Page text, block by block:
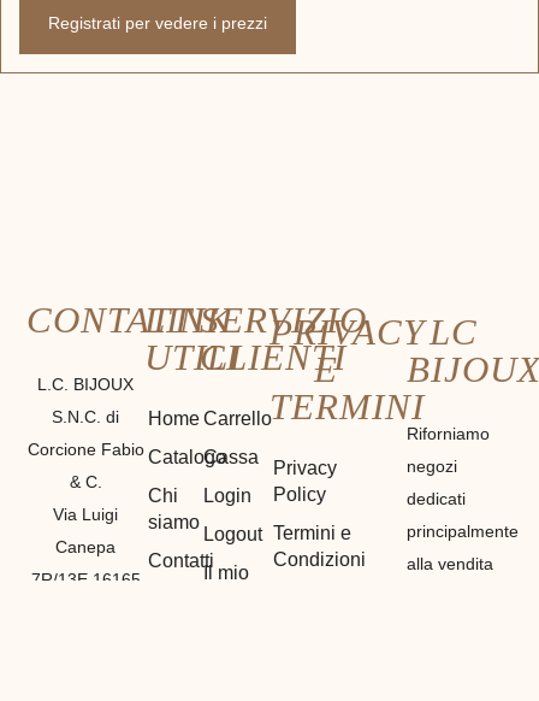
Registrati per vedere i prezzi
LC
Riforniamo
negozi
dedicati
principalmente
alla vendita
LINK
UTILI
Home
Catalogo
Chi
siamo
Contatti
SERVIZIO
CLIENTI
Carrello
Cassa
Login
Logout
Il mio
PRIVACY
E
TERMINI
Privacy
Policy
Termini e
Condizioni
CONTATTI
L.C. BIJOUX
S.N.C. di
Corcione Fabio
& C.
Via Luigi
Canepa
7R/13E 16165